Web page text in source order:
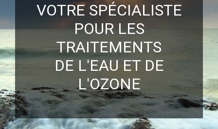
VOTRE SPÉCIALISTE
POUR LES
TRAITEMENTS
DE L'EAU ET DE
L'OZONE